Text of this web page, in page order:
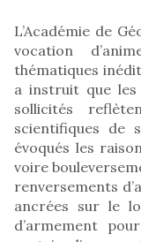
L’Académie de
vocation
thématiques
a instruit que les
sollicités
scientifiques de
évoqués les
voire
renversements
ancrées sur le
d’armement